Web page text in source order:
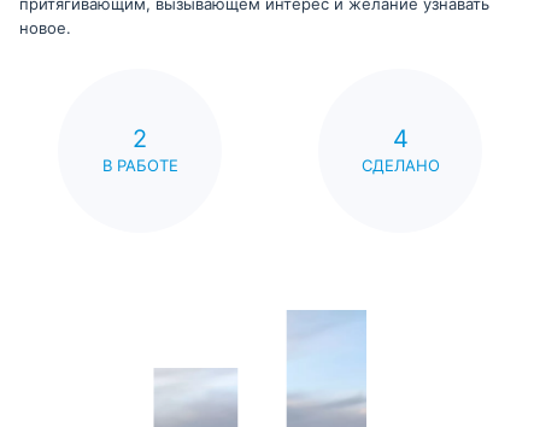
притягивающим, вызывающем интерес и желание узнавать
новое.
2
В РАБОТЕ
4
СДЕЛАНО